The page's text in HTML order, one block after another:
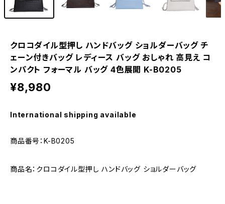
クロコダイル型押し ハンドバッグ ショルダーバッグ チ
ェーン付きバッグ レディース バッグ おしゃれ 高見え コ
ンパクト フォーマル バッグ 4色展開 K-B0205
¥8,980
International shipping available
商品番号：K-B0205
商品名：クロコダイル型押し ハンドバッグ ショルダーバッグ